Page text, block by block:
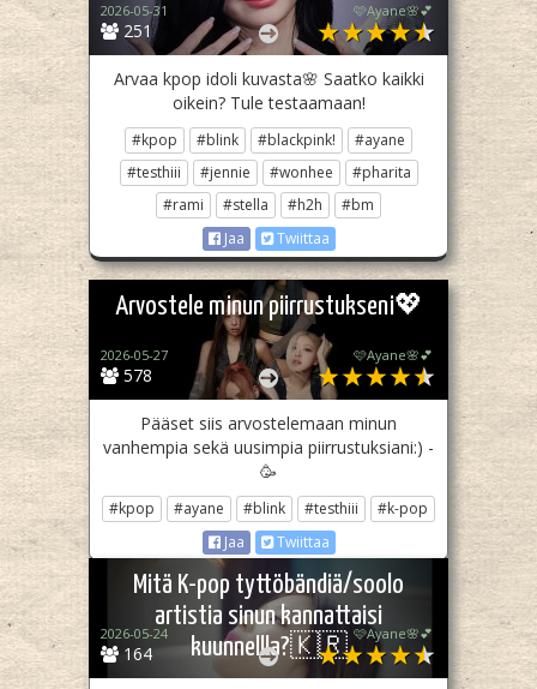
251
2026-05-31 🩷Ayane🌸💕
Arvaa kpop idoli kuvasta🌸 Saatko kaikki
oikein? Tule testaamaan!
#kpop #blink #blackpink!
#ayane
#testhiii
#jennie #wonhee
#pharita
#rami
#stella #h2h
#bm
Jaa
Twiittaa
Arvostele minun piirrustukseni💖
578
2026-05-27 🩷Ayane🌸💕
Pääset siis arvostelemaan minun
vanhempia sekä uusimpia piirrustuksiani:) -
🥳
#kpop #ayane #blink #testhiii
#k-pop
Jaa
Twiittaa
Mitä K-pop tyttöbändiä/soolo
artistia sinun kannattaisi
kuunnellla?🇰🇷
164
2026-05-24 🩷Ayane🌸💕